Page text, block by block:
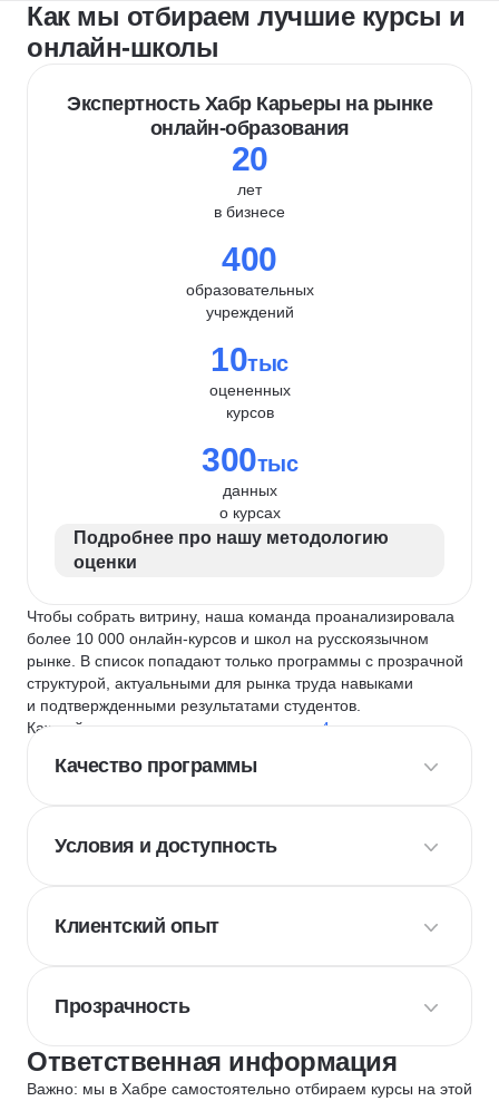
Как мы отбираем лучшие курсы и
онлайн-школы
Экспертность Хабр Карьеры на рынке
онлайн-образования
20
лет
в бизнесе
400
образовательных
учреждений
10тыс
оцененных
курсов
300тыс
данных
о курсах
Подробнее про нашу методологию
оценки
Чтобы собрать витрину, наша команда проанализировала
более 10 000 онлайн-курсов и школ на русскоязычном
рынке. В список попадают только программы с прозрачной
структурой, актуальными для рынка труда навыками
и подтвержденными результатами студентов.
Каждый курс и школу мы оцениваем по
4 критериям
Качество программы
Условия и доступность
Клиентский опыт
Прозрачность
Ответственная информация
Важно: мы в Хабре самостоятельно отбираем курсы на этой